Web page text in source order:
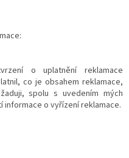
o uplatnění reklamace
co je obsahem reklamace,
spolu s uvedením mých
o vyřízení reklamace.